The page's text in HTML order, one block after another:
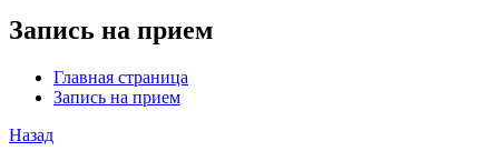
Запись на прием
Главная страница
Запись на прием
Назад